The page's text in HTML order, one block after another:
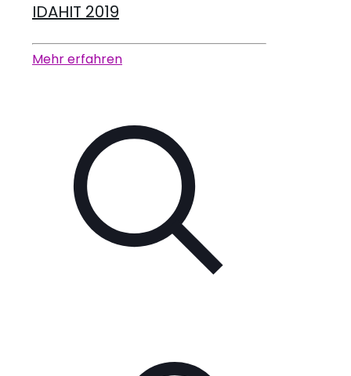
IDAHIT 2019
Mehr erfahren